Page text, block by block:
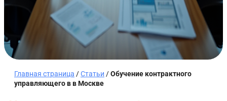
Главная страница /Статьи /Обучение контрактного
управляющего в в Москве